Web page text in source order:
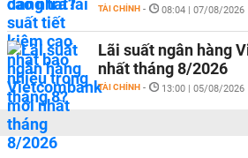
TÀI CHÍNH - 08:04 | 07/08/2026
Lãi suất ngân hàng
nhất tháng 8/2026
TÀI CHÍNH - 13:00 | 05/08/2026